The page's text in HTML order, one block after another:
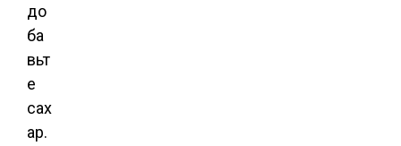
до
ба
вьт
е
сах
ар.